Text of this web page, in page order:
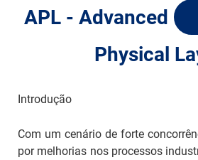
APL - Advanced
Physical
Introdução
Com um cenário de forte
por melhorias nos processos